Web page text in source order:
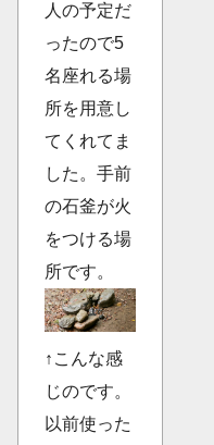
人の予定だ
ったので5
名座れる場
所を用意し
てくれてま
した。手前
の石釜が火
をつける場
所です。
↑こんな感
じのです。
以前使った